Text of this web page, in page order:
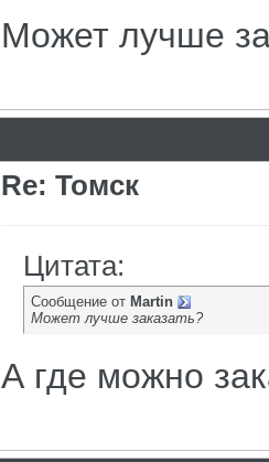
Может лучше
Re: Томск
Цитата:
Сообщение от Martin
Может лучше заказать?
А где можно